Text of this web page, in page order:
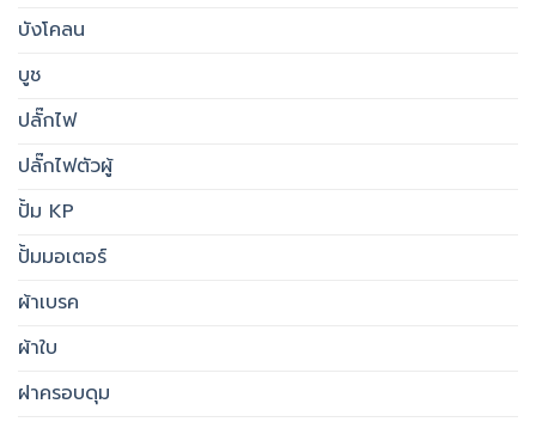
บังโคลน
บูช
ปลั๊กไฟ
ปลั๊กไฟตัวผู้
ปั้ม KP
ปั้มมอเตอร์
ผ้าเบรค
ผ้าใบ
ฝาครอบดุม